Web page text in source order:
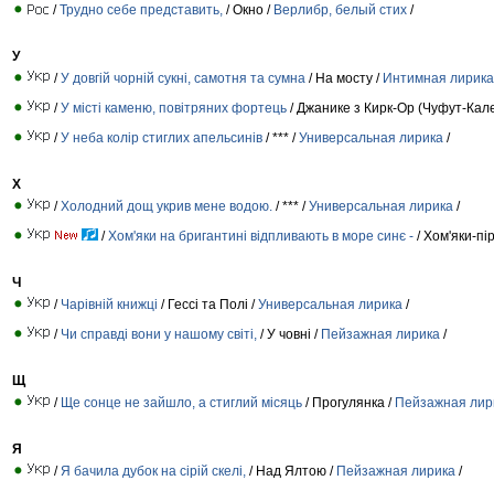
/Трудно себе представить, / Окно / Верлибр, белый стих /
У
/У довгій чорній сукні, самотня та сумна / На мосту / Интимная лирика
/У місті каменю, повітряних фортець / Джанике з Кирк-Ор (Чуфут-
/У неба колір стиглих апельсинів / *** /Универсальная лирика /
Х
/Холодний дощ укрив мене водою. / *** /Универсальная лирика /
/Хом'яки на бригантині відпливають в море синє - / Хом'яки-
Ч
/ Чарівній книжці / Гессі та Полі /Универсальная лирика /
/ Чи справді вони у нашому світі, / У човні / Пейзажная лирика /
Щ
/ Ще сонце не зайшло, а стиглий місяць / Прогулянка / Пейзажная
Я
/ Я бачила дубок на сірій скелі, / Над Ялтою / Пейзажная лирика /